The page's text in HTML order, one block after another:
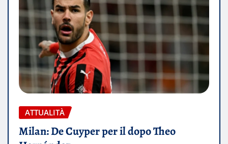
ATTUALITÀ
Milan: De Cuyper per il dopo Theo